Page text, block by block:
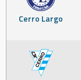
Cerro Largo